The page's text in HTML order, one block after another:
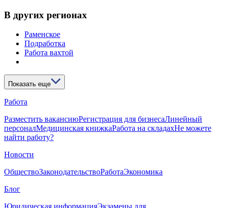
В других регионах
Раменское
Подработка
Работа вахтой
Показать еще
Работа
Разместить вакансиюРегистрация для бизнесаЛинейный
персоналМедицинская книжкаРабота на складахНе можете
найти работу?
Новости
ОбществоЗаконодательствоРаботаЭкономика
Блог